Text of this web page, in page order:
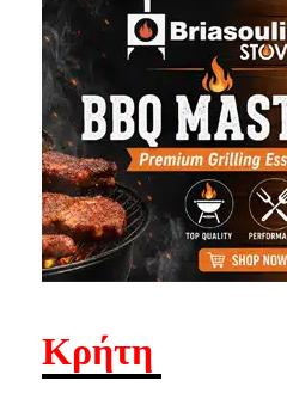
Κρήτη